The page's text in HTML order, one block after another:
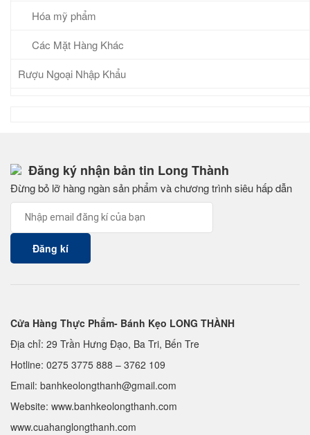
Hóa mỹ phẩm
Các Mặt Hàng Khác
Rượu Ngoại Nhập Khẩu
Đăng ký nhận bản tin Long Thành
Đừng bỏ lỡ hàng ngàn sản phẩm và chương trình siêu hấp dẫn
Cửa Hàng Thực Phẩm- Bánh Kẹo LONG THÀNH
Địa chỉ: 29 Trần Hưng Đạo, Ba Tri, Bến Tre
Hotline: 0275 3775 888 – 3762 109
Email: banhkeolongthanh@gmail.com
Website: www.banhkeolongthanh.com
www.cuahanglongthanh.com